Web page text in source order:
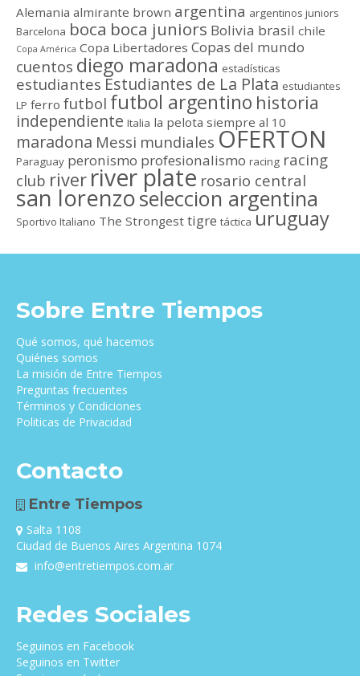
Alemania almirante brown argentina argentinos juniors
Barcelona boca boca juniors Bolivia brasil chile
Copa América Copa Libertadores Copas del mundo
cuentos diego maradona estadísticas
estudiantes Estudiantes de La Plata estudiantes
LP ferro futbol futbol argentino historia
independiente Italia la pelota siempre al 10
maradona Messi mundiales OFERTON
Paraguay peronismo profesionalismo racing racing
club river river plate rosario central
san lorenzoseleccion argentina
Sportivo Italiano The Strongest tigre táctica uruguay
Sobre Entre Tiempos
Qué somos, qué hacemos
Quiénes somos
La misión de Entre Tiempos
Preguntas frecuentes
Términos y Condiciones
Politicas de Privacidad
Contacto
Entre Tiempos
Salta 1108
Ciudad de Buenos Aires Argentina 1074
info@entretiempos.com.ar
Redes Sociales
Seguinos en Facebook
Seguinos en Twitter